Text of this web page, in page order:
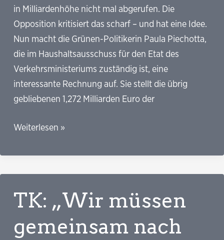
in Milliardenhöhe nicht mal abgerufen. Die
Opposition kritisiert das scharf – und hat eine Idee.
Nun macht die Grünen-Politikerin Paula Piechotta,
die im Haushaltsausschuss für den Etat des
Verkehrsministeriums zuständig ist, eine
interessante Rechnung auf. Sie stellt die übrig
gebliebenen 1,272 Milliarden Euro der
SZ:
drängen
darauf,
Sondervermögen
auszugeben
Weiterlesen »
TK: „Wir müssen
gemeinsam nach